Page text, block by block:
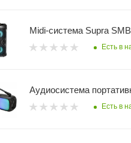
Midi-система Supra
Есть в
Аудиосистема
Есть в